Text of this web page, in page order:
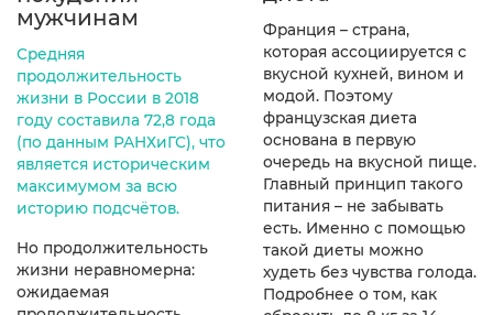
мужчинам
Средняя
продолжительность
жизни в России в 2018
году составила 72,8 года
(по данным РАНХиГС), что
является историческим
максимумом за всю
историю подсчётов.
Но продолжительность
жизни неравномерна:
ожидаемая
Франция – страна,
которая ассоциируется с
вкусной кухней, вином и
модой. Поэтому
французская диета
основана в первую
очередь на вкусной пище.
Главный принцип такого
питания – не забывать
есть. Именно с помощью
такой диеты можно
худеть без чувства голода.
Подробнее о том, как